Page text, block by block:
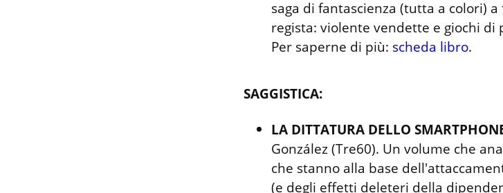
saga di fantascienza (tutta a colori)
regista: violente vendette e giochi
Per saperne di più: scheda libro.
SAGGISTICA:
LA DITTATURA DELLO
González (Tre60). Un volume che
che stanno alla base
(e degli effetti deleteri della